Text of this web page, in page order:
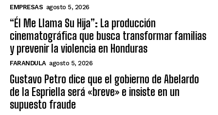
EMPRESAS agosto 5, 2026
“Él Me Llama Su Hija”: La producción
cinematográfica que busca transformar familias
y prevenir la violencia en Honduras
FARANDULA agosto 5, 2026
Gustavo Petro dice que el gobierno de Abelardo
de la Espriella será «breve» e insiste en un
supuesto fraude